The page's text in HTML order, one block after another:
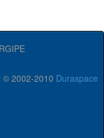
© 2002-2010 Duraspace